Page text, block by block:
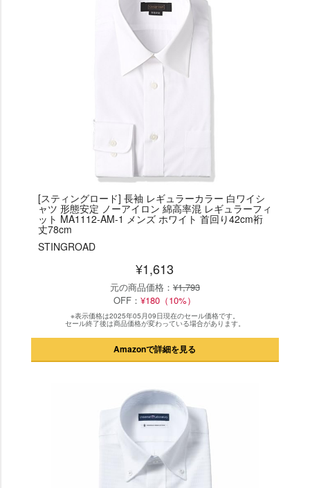
[スティングロード] 長袖 レギュラーカラー 白ワイシ
ャツ 形態安定 ノーアイロン 綿高率混 レギュラーフィ
ット MA1112-AM-1 メンズ ホワイト 首回り42cm裄
丈78cm
STINGROAD
¥1,613
元の商品価格： ¥1,793
OFF：¥180（10%）
※表示価格は2025年05月09日現在のセール価格です。
セール終了後は商品価格が変わっている場合があります。
Amazonで詳細を見る